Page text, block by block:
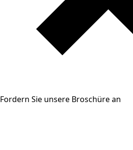
Fordern Sie unsere Broschüre an